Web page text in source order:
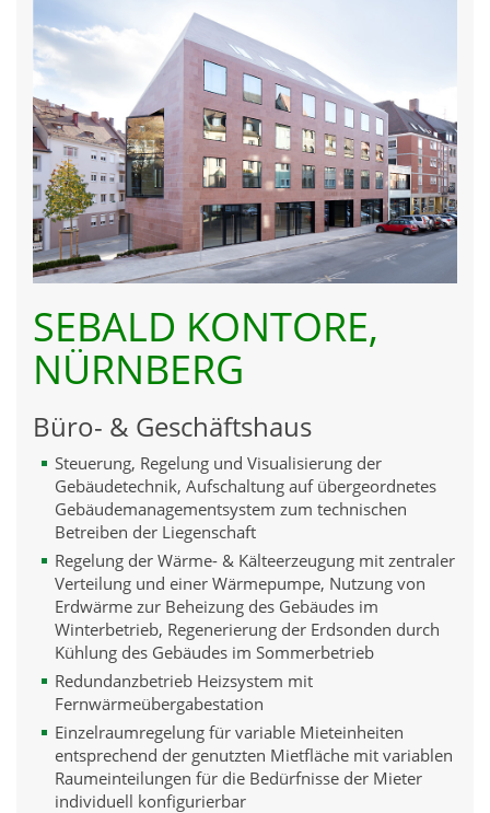
SEBALD KONTORE,
NÜRNBERG
Büro- & Geschäftshaus
Steuerung, Regelung und Visualisierung der
Gebäudetechnik, Aufschaltung auf übergeordnetes
Gebäudemanagementsystem zum technischen
Betreiben der Liegenschaft
Regelung der Wärme- & Kälteerzeugung mit zentraler
Verteilung und einer Wärmepumpe, Nutzung von
Erdwärme zur Beheizung des Gebäudes im
Winterbetrieb, Regenerierung der Erdsonden durch
Kühlung des Gebäudes im Sommerbetrieb
Redundanzbetrieb Heizsystem mit
Fernwärmeübergabestation
Einzelraumregelung für variable Mieteinheiten
entsprechend der genutzten Mietfläche mit variablen
Raumeinteilungen für die Bedürfnisse der Mieter
individuell konfigurierbar